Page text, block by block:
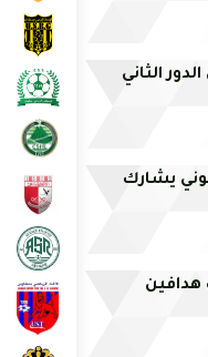
الثاني
يشارك
هدافين